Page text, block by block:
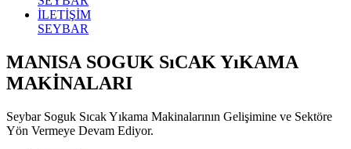
İLETİŞİM
SEYBAR
MANISA SOGUK SıCAK YıKAMA
MAKİNALARI
Seybar Soguk Sıcak Yıkama Makinalarının Gelişimine ve Sektöre
Yön Vermeye Devam Ediyor.